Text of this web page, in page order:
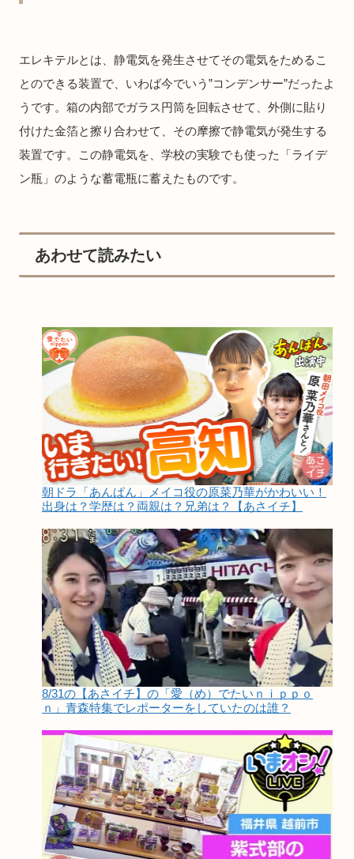
エレキテルとは 、静電気を発生させてその電気をためるこ
とのできる装置で、いわば今でいう”コンデンサー”だったよ
うです。箱の内部でガラス円筒を回転させて、外側に貼り
付けた金箔と擦り合わせて、その摩擦で静電気が発生する
装置です。この静電気を、学校の実験でも使った「ライデ
ン瓶」のような蓄電瓶に蓄えたものです。
あわせて読みたい
朝ドラ「あんぱん」メイコ役の原菜乃華がかわいい！
出身は？学歴は？両親は？兄弟は？【あさイチ】
8/31の【あさイチ】の「愛（め）でたいｎｉｐｐｏ
ｎ」青森特集でレポーターをしていたのは誰？